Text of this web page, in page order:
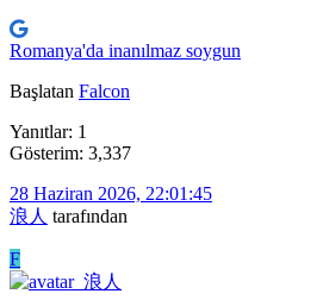
Romanya'da inanılmaz soygun
Başlatan Falcon
Yanıtlar: 1
Gösterim: 3,337
28 Haziran 2026, 22:01:45
浪人 tarafından
F